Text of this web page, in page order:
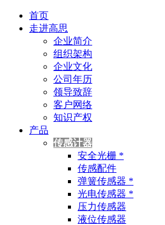
首页
走进高思
企业简介
组织架构
企业文化
公司年历
领导致辞
客户网络
知识产权
产品
传感计器
安全光栅 *
传感配件
弹簧传感器 *
光电传感器 *
压力传感器
液位传感器